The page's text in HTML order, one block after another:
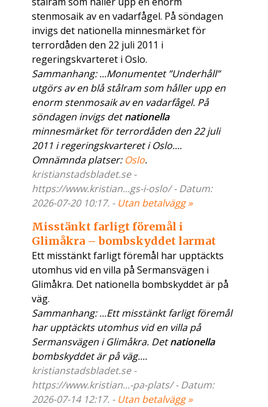
stenmosaik av en vadarfågel. På söndagen
invigs det nationella minnesmärket för
terrordåden den 22 juli 2011 i
regeringskvarteret i Oslo.
Sammanhang: ...Monumentet ”Underhåll”
utgörs av en blå stålram som håller upp en
enorm stenmosaik av en vadarfågel. På
söndagen invigs detnationella
minnesmärket för terrordåden den 22 juli
2011 i regeringskvarteret i Oslo....
Omnämnda platser: Oslo.
kristianstadsbladet.se -
https://www.kristian...gs-i-oslo/ - Datum:
2026-07-20 10:17. - Utan betalvägg »
Misstänkt farligt föremål i
Glimåkra – bombskyddet larmat
Ett misstänkt farligt föremål har upptäckts
utomhus vid en villa på Sermansvägen i
Glimåkra. Det nationella bombskyddet är på
väg.
Sammanhang: ...Ett misstänkt farligt föremål
har upptäckts utomhus vid en villa på
Sermansvägen i Glimåkra. Detnationella
bombskyddet är på väg....
kristianstadsbladet.se -
https://www.kristian...-pa-plats/ - Datum:
2026-07-14 12:17. - Utan betalvägg »